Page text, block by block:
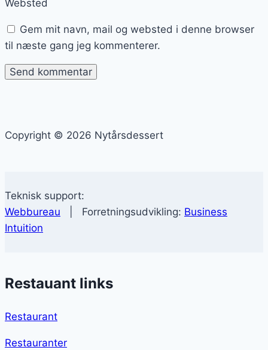
Websted
Gem mit navn, mail og websted i denne browser
til næste gang jeg kommenterer.
Copyright © 2026 Nytårsdessert
Teknisk support:
Webbureau | Forretningsudvikling: Business
Intuition
Restauant links
Restaurant
Restauranter